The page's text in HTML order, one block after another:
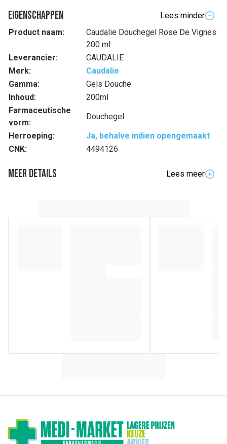
Eigenschappen
Lees minder
Product naam:
Caudalie Douchegel Rose De Vignes
200 ml
Leverancier:
CAUDALIE
Merk:
Caudalie
Gamma:
Gels Douche
Inhoud:
200ml
Farmaceutische
vorm:
Douchegel
Herroeping:
Ja, behalve indien opengemaakt
CNK:
4494126
Meer details
Lees meer
die de fysiologische pH-waarde van de huid respecteert.